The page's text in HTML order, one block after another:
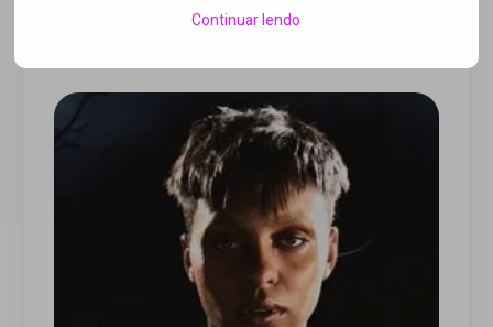
Continuar lendo